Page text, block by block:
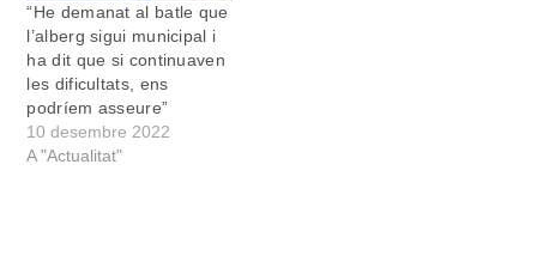
“He demanat al batle que
l’alberg sigui municipal i
ha dit que si continuaven
les dificultats, ens
podríem asseure”
10 desembre 2022
A "Actualitat"